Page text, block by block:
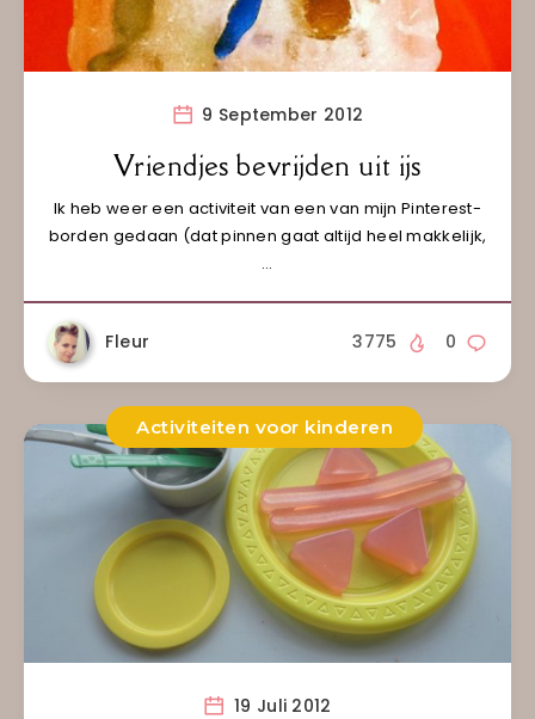
9 September 2012
Vriendjes bevrijden uit ijs
Ik heb weer een activiteit van een van mijn Pinterest-
borden gedaan (dat pinnen gaat altijd heel makkelijk,
…
Fleur 0
3775
Activiteiten voor kinderen
19 Juli 2012